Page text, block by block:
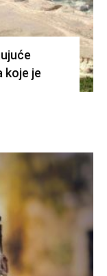
koje je